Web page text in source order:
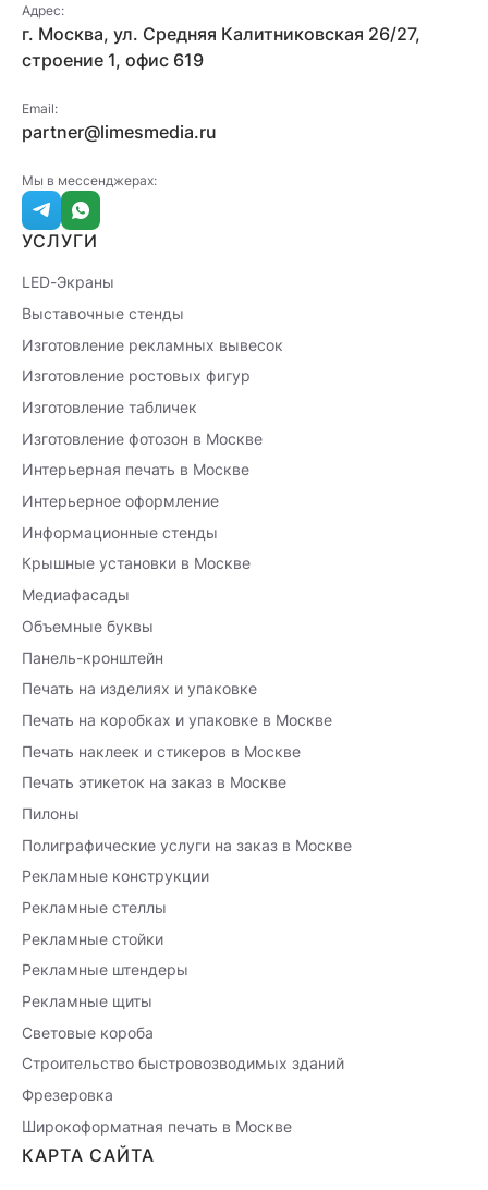
Адрес:
г. Москва, ул. Средняя Калитниковская 26/27,
строение 1, офис 619
Email:
partner@limesmedia.ru
Мы в мессенджерах:
УСЛУГИ
LED-Экраны
Выставочные стенды
Изготовление рекламных вывесок
Изготовление ростовых фигур
Изготовление табличек
Изготовление фотозон в Москве
Интерьерная печать в Москве
Интерьерное оформление
Информационные стенды
Крышные установки в Москве
Медиафасады
Объемные буквы
Панель-кронштейн
Печать на изделиях и упаковке
Печать на коробках и упаковке в Москве
Печать наклеек и стикеров в Москве
Печать этикеток на заказ в Москве
Пилоны
Полиграфические услуги на заказ в Москве
Рекламные конструкции
Рекламные стеллы
Рекламные стойки
Рекламные штендеры
Рекламные щиты
Световые короба
Строительство быстровозводимых зданий
Фрезеровка
Широкоформатная печать в Москве
КАРТА САЙТА